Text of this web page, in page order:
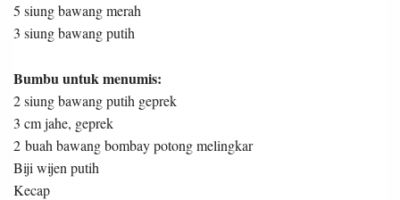
5 siung bawang merah
3 siung bawang putih
Bumbu untuk menumis:
2 siung bawang putih geprek
3 cm jahe, geprek
2 buah bawang bombay potong melingkar
Biji wijen putih
Kecap